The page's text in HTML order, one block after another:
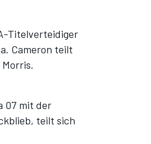
Titelverteidiger
Cameron teilt
07 mit der
teilt sich